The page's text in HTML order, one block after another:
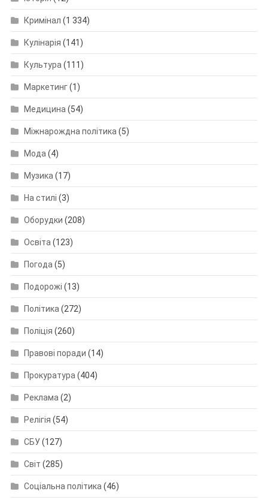
Кримінал (1 334)
Кулінарія (141)
Культура (111)
Маркетинг(1)
Медицина (54)
Міжнарождна політика (5)
Мода (4)
Музика (17)
На стилі (3)
Оборудки (208)
Освіта (123)
Погода (5)
Подорожі (13)
Політика (272)
Поліція (260)
Правові поради (14)
Прокуратура (404)
Реклама (2)
Релігія (54)
СБУ(127)
Світ (285)
Соціальна політика (46)